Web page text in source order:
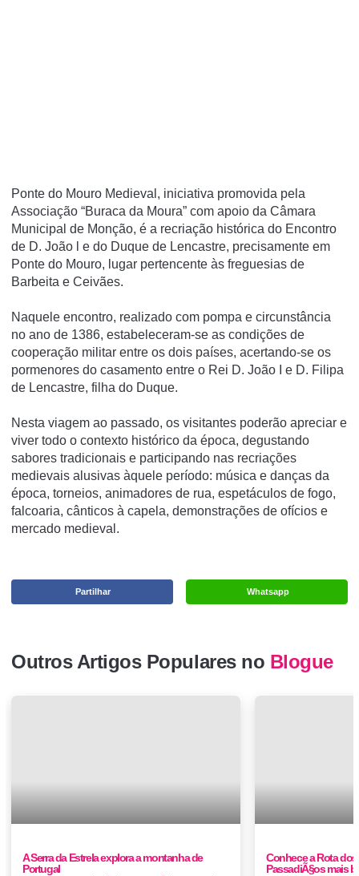
Ponte do Mouro Medieval, iniciativa promovida pela
Associação “Buraca da Moura” com apoio da Câmara
Municipal de Monção, é a recriação histórica do Encontro
de D. João l e do Duque de Lencastre, precisamente em
Ponte do Mouro, lugar pertencente às freguesias de
Barbeita e Ceivães.
Naquele encontro, realizado com pompa e circunstância
no ano de 1386, estabeleceram-se as condições de
cooperação militar entre os dois países, acertando-se os
pormenores do casamento entre o Rei D. João I e D. Filipa
de Lencastre, filha do Duque.
Nesta viagem ao passado, os visitantes poderão apreciar e
viver todo o contexto histórico da época, degustando
sabores tradicionais e participando nas recriações
medievais alusivas àquele período: música e danças da
época, torneios, animadores de rua, espetáculos de fogo,
falcoaria, cânticos à capela, demonstrações de ofícios e
mercado medieval.
Whatsapp
Partilhar
Outros Artigos Populares no Blogue
A Serra da Estrela explora a montanha de
Portugal
Conhece a Rota
PassadiÃ§os mais